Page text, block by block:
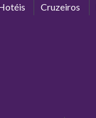
Cruzeiros